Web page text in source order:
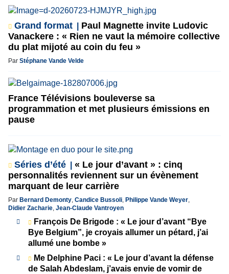
Grand format
Paul Magnette invite Ludovic
Vanackere : « Rien ne vaut la mémoire collective
du plat mijoté au coin du feu »
Par Stéphane Vande Velde
France Télévisions bouleverse sa
programmation et met plusieurs émissions en
pause
Séries d’été
« Le jour d’avant » : cinq
personnalités reviennent sur un évènement
marquant de leur carrière
Par Bernard Demonty, Candice Bussoli, Philippe Vande Weyer,
Didier Zacharie, Jean-Claude Vantroyen
François De Brigode : « Le jour d’avant “Bye
Bye Belgium”, je croyais allumer un pétard, j’ai
allumé une bombe »
Me Delphine Paci : « Le jour d’avant la défense
de Salah Abdeslam, j’avais envie de vomir de